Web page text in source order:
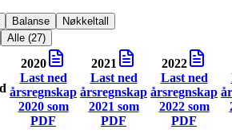
Balanse
Nøkkeltall
Alle (27)
2020
Last ned
årsregnskap
2020som
PDF
2021
Last ned
årsregnskap
2021 som
PDF
2022
Last ned
årsregnskap
2022som
PDF